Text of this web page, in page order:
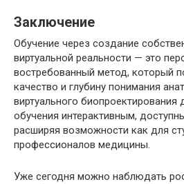
Заключение
Обучение через создание
виртуальной реальности — это
востребованный метод, который
качество и глубину понимания
виртуального
обучения интерактивным,
расширяя возможности как для
профессионалов медицины.
Уже сегодня можно наблюдать